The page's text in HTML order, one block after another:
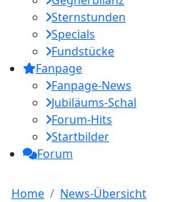
Sternstunden
Specials
Fundstücke
Fanpage
Fanpage-News
Jubiläums-Schal
Forum-Hits
Startbilder
Forum
Home
News-Übersicht